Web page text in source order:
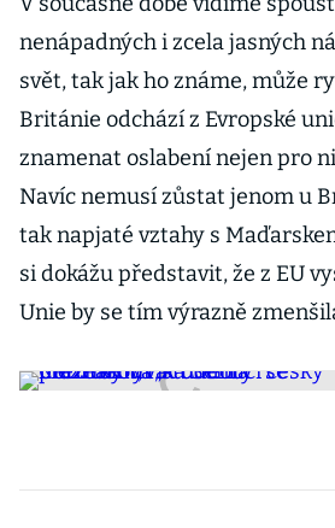
nenápadných i zcela jasných
svět, tak jak ho známe, může
Británie odchází z Evropské
znamenat oslabení nejen pro
Navíc nemusí zůstat jenom u
tak napjaté vztahy s
si dokážu představit, že z EU
Unie by se tím výrazně